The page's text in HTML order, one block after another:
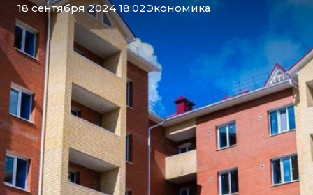
18 сентября 2024 18:02Экономика